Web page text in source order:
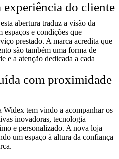
do cliente
abertura traduz a visão da
e condições que
prestado. A marca acredita que
são também uma forma de
e a atenção dedicada a cada
com proximidade
tem vindo a acompanhar os
inovadoras, tecnologia
e personalizado. A nova loja
um espaço à altura da confiança